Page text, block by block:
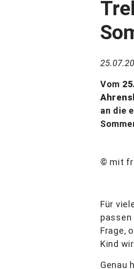
Vom
an die
© mit
Für
passen
Frage,
Kind
Genau